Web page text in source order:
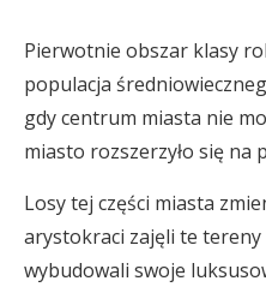
Pierwotnie obszar klasy
populacja
gdy centrum miasta nie
miasto rozszerzyło się na
Losy tej części miasta
arystokraci zajęli te
wybudowali swoje